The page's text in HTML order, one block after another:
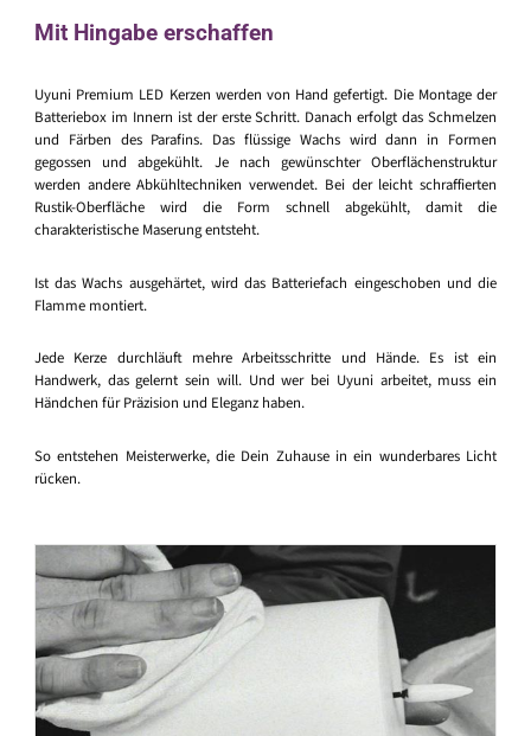
Mit Hingabe erschaffen
Uyuni Premium LED Kerzen werden von Hand gefertigt. Die Montage der
Batteriebox im Innern ist der erste Schritt. Danach erfolgt das Schmelzen
und Färben des Parafins. Das flüssige Wachs wird dann in Formen
gegossen und abgekühlt. Je nach gewünschter Oberflächenstruktur
werden andere Abkühltechniken verwendet. Bei der leicht schraffierten
Rustik-Oberfläche wird die Form schnell abgekühlt, damit die
charakteristische Maserung entsteht.
Ist das Wachs ausgehärtet, wird das Batteriefach eingeschoben und die
Flamme montiert.
Jede Kerze durchläuft mehre Arbeitsschritte und Hände. Es ist ein
Handwerk, das gelernt sein will. Und wer bei Uyuni arbeitet, muss ein
Händchen für Präzision und Eleganz haben.
So entstehen Meisterwerke, die Dein Zuhause in ein wunderbares Licht
rücken.